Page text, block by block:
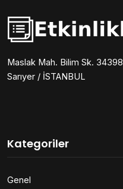
Maslak Mah. Bilim Sk. 34398
Sarıyer / İSTANBUL
Kategoriler
Genel